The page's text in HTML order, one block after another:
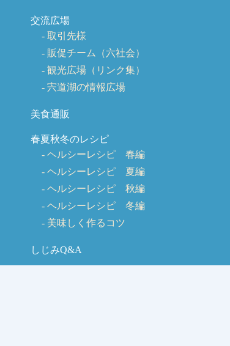
交流広場
取引先様
販促チーム（六社会）
観光広場（リンク集）
宍道湖の情報広場
美食通販
春夏秋冬のレシピ
ヘルシーレシピ 春編
ヘルシーレシピ 夏編
ヘルシーレシピ 秋編
ヘルシーレシピ 冬編
美味しく作るコツ
しじみQ&A